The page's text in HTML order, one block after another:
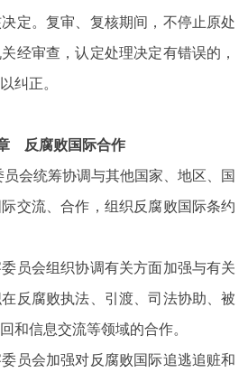
定。复审、复核期间，不停止原处
经审查，认定处理决定有错误的，
纠正。
反腐败国际合作
会统筹协调与其他国家、地区、国
交流、合作，组织反腐败国际条约
员会组织协调有关方面加强与有关
反腐败执法、引渡、司法协助、被
和信息交流等领域的合作。
员会加强对反腐败国际追逃追赃和